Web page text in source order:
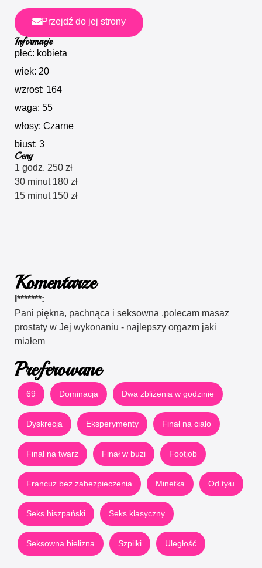
Przejdź do jej strony
Informacje
płeć: kobieta
wiek: 20
wzrost: 164
waga: 55
włosy: Czarne
biust: 3
Ceny
1 godz. 250 zł
30 minut 180 zł
15 minut 150 zł
Komentarze
I*******:
Pani piękna, pachnąca i seksowna .polecam masaz
prostaty w Jej wykonaniu - najlepszy orgazm jaki
miałem
Preferowane
69 Dominacja Dwa zbliżenia w godzinie
Dyskrecja Eksperymenty Finał na ciało
Finał na twarz Finał w buzi Footjob
Francuz bez zabezpieczenia Minetka Od tyłu
Seks hiszpański Seks klasyczny
Seksowna bielizna Szpilki Uległość